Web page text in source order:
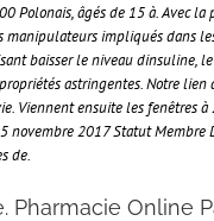
Polonais, âgés de 15 à.
impliqués dans
baisser le niveau
astringentes. Notre
Viennent ensuite les
novembre 2017 Statut
de.
Pharmacie Online